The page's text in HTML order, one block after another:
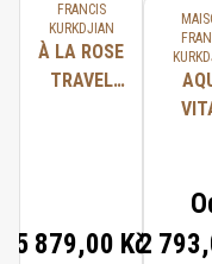
FRANCIS
KURKDJIAN
À LA ROSE
TRAVEL
5 879,00 Kč
2